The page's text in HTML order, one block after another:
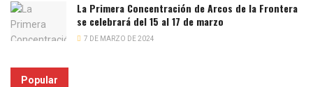
La Primera Concentración de Arcos de la Frontera
se celebrará del 15 al 17 de marzo
7 DE MARZO DE 2024
Popular